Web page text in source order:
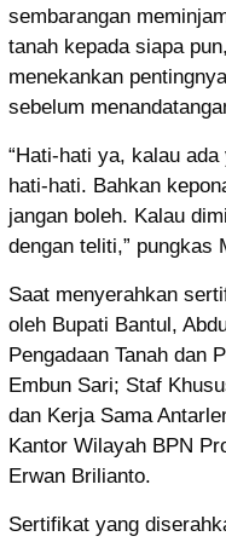
sembarangan
tanah kepada siapa
menekankan
sebelum
“Hati-hati ya, kalau
hati-hati. Bahkan
jangan boleh. Kalau
dengan teliti,” pungkas
Saat menyerahkan
oleh Bupati Bantul,
Pengadaan Tanah dan
Embun Sari; Staf
dan Kerja Sama
Kantor Wilayah BPN
Erwan Brilianto.
Sertifikat yang